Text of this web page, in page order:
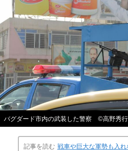
バグダード市内の武装した警察 ©高野秀行
記事を読む 戦車や巨大な軍勢も入れ